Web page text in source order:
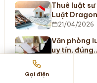
Thuê luật
Luật
21/04/2026
Văn phòng
uy tín,
Dịch vụ
Gọi điện